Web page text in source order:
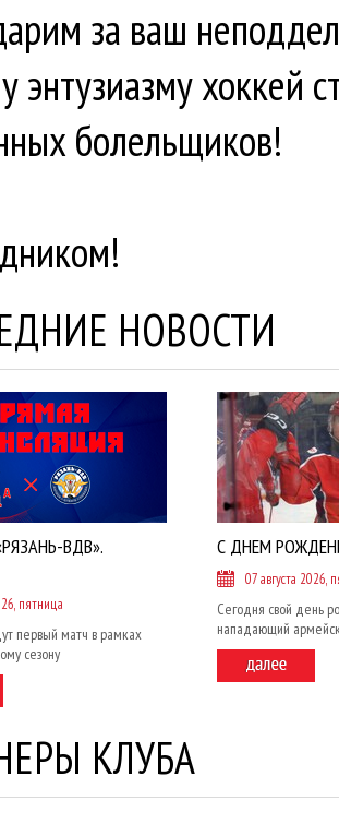
за ваш
энтузиазму хоккей
болельщиков!
НОВОСТИ
ВДВ».
пятница
первый матч в рамках
сезону
С ДНЕМ
07 августа 2026,
Сегодня свой день
нападающий
КЛУБА